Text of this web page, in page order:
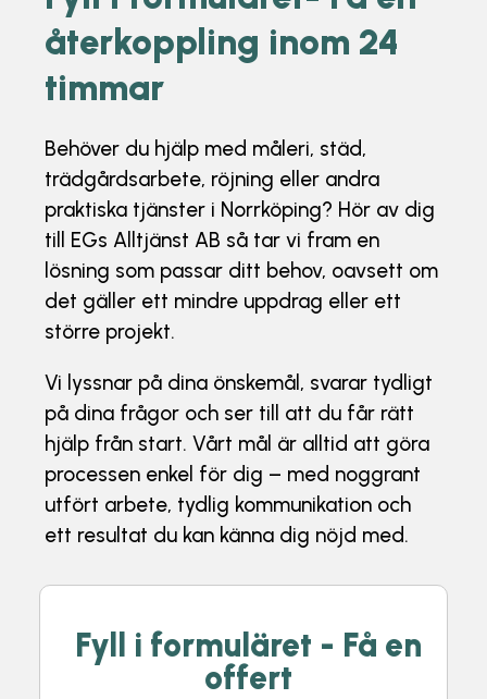
återkoppling inom 24
timmar
Behöver du hjälp med måleri, städ,
trädgårdsarbete, röjning eller andra
praktiska tjänster i Norrköping? Hör av dig
till EGs Alltjänst AB så tar vi fram en
lösning som passar ditt behov, oavsett om
det gäller ett mindre uppdrag eller ett
större projekt.
Vi lyssnar på dina önskemål, svarar tydligt
på dina frågor och ser till att du får rätt
hjälp från start. Vårt mål är alltid att göra
processen enkel för dig – med noggrant
utfört arbete, tydlig kommunikation och
ett resultat du kan känna dig nöjd med.
Fyll i formuläret - Få en
offert